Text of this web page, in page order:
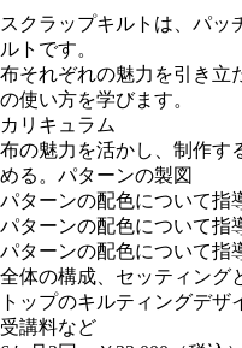
スクラップキルトは、パッ
ルトです。
布それぞれの魅力を引き立
の使い方を学びます。
カリキュラム
布の魅力を活かし、制作す
める。パターンの製図
パターンの配色について指
パターンの配色について指
パターンの配色について指
全体の構成、セッティング
トップのキルティングデザ
受講料など